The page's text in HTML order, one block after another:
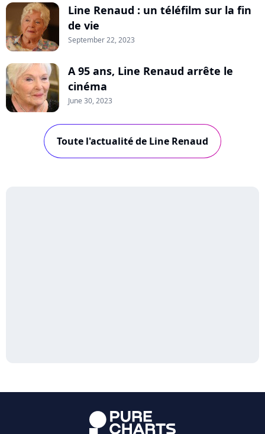
Line Renaud : un téléfilm sur la fin
de vie
September 22, 2023
A 95 ans, Line Renaud arrête le
cinéma
June 30, 2023
Toute l'actualité de Line Renaud